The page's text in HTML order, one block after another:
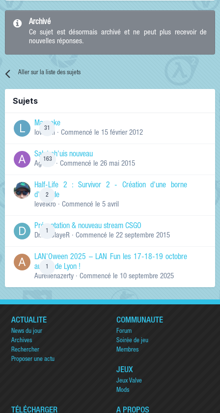
Archivé
Ce sujet est désormais archivé et ne peut plus recevoir de
nouvelles réponses.
Aller sur la liste des sujets
Sujets
31
Manneke
lowskill · Commencé le 15 février 2012
163
Salut ch'uis nouveau
Ag0Nie · Commencé le 26 mai 2015
2
Half-Life 2 : Survivor 2 - Création d'une borne
d'arcade
levelkro · Commencé le 5 avril
Présentation & nouveau stream CSGO
Dr.KinSlayeR · Commencé le 22 septembre 2015
LAN'Oween 2025 – LAN Fun les 17-18-19 octobre
au sud de Lyon !
Aurelienazerty · Commencé le 10 septembre 2025
ACTUALITÉ
News du jour
Archives
Rechercher
Proposer une actu
COMMUNAUTÉ
Forum
Soirée de jeu
Membres
JEUX
Jeux Valve
Mods
TÉLÉCHARGER A PROPOS